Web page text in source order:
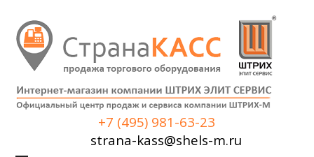
+7 (495) 981-63-23
strana-kass@shels-m.ru